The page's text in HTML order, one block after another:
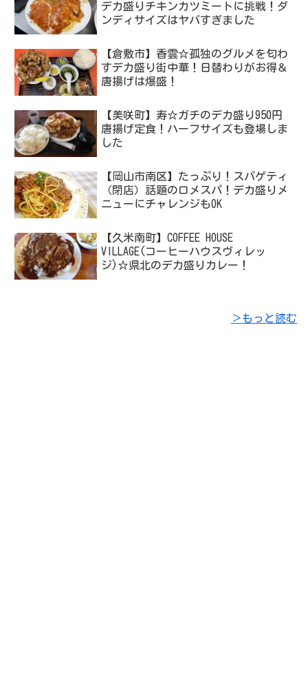
デカ盛りチキンカツミートに挑戦！ダ
ンディサイズはヤバすぎました
【倉敷市】香雲☆孤独のグルメを匂わ
すデカ盛り街中華！日替わりがお得＆
唐揚げは爆盛！
【美咲町】寿☆ガチのデカ盛り950円
唐揚げ定食！ハーフサイズも登場しま
した
【岡山市南区】たっぷり！スパゲティ
（閉店）話題のロメスパ！デカ盛りメ
ニューにチャレンジもOK
【久米南町】COFFEE HOUSE
VILLAGE(コーヒーハウスヴィレッ
ジ)☆県北のデカ盛りカレー！
＞もっと読む